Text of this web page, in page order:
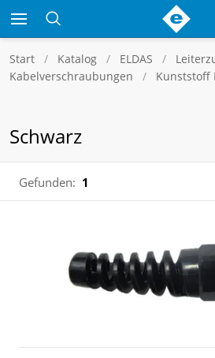
Start Katalog ELDAS
Kabelverschraubungen
Kunststoff
Schwarz
Gefunden: 1